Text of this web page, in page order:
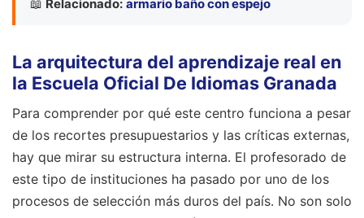
📖 Relacionado: armario baño con espejo
La arquitectura del aprendizaje real en
la Escuela Oficial De Idiomas Granada
Para comprender por qué este centro funciona a pesar
de los recortes presupuestarios y las críticas externas,
hay que mirar su estructura interna. El profesorado de
este tipo de instituciones ha pasado por uno de los
procesos de selección más duros del país. No son solo